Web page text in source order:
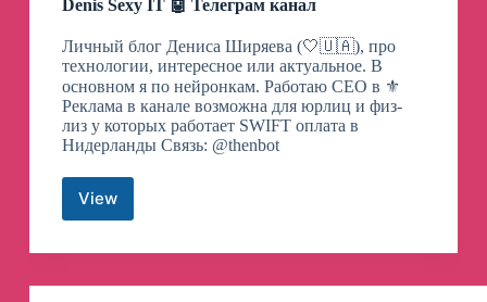
Denis Sexy IT 🤖 Телеграм канал
Личный блог Дениса Ширяева (🤍🇺🇦), про
технологии, интересное или актуальное. В
основном я по нейронкам. Работаю CEO в ⚜️
Реклама в канале возможна для юрлиц и физ-
лиз у которых работает SWIFT оплата в
Нидерланды Связь: @thenbot
View
Denis
IT
Телеграм